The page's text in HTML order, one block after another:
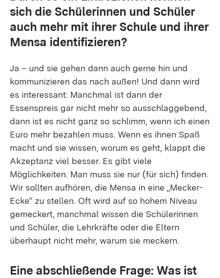
sich die Schülerinnen und Schüler
auch mehr mit ihrer Schule und ihrer
Mensa identifizieren?
Ja – und sie gehen dann auch gerne hin und
kommunizieren das nach außen! Und dann wird
es interessant: Manchmal ist dann der
Essenspreis gar nicht mehr so ausschlaggebend,
dann ist es nicht ganz so schlimm, wenn ich einen
Euro mehr bezahlen muss. Wenn es ihnen Spaß
macht und sie wissen, worum es geht, klappt die
Akzeptanz viel besser. Es gibt viele
Möglichkeiten. Man muss sie nur (für sich) finden.
Wir sollten aufhören, die Mensa in eine „Mecker-
Ecke“ zu stellen. Oft wird auf so hohem Niveau
gemeckert, manchmal wissen die Schülerinnen
und Schüler, die Lehrkräfte oder die Eltern
überhaupt nicht mehr, warum sie meckern.
Eine abschließende Frage: Was ist